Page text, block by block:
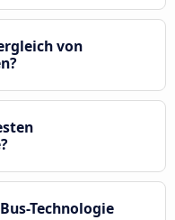
von
Technologie